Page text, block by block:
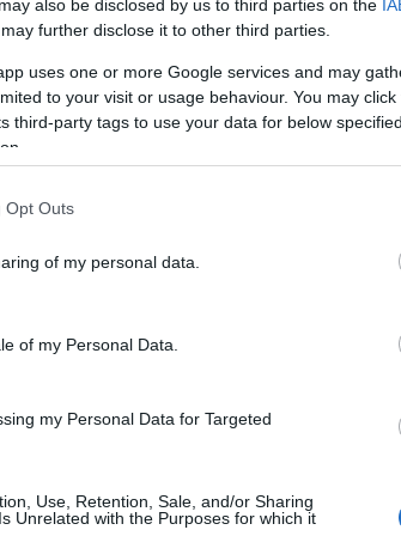
also be disclosed by us to third parties on the
further disclose it to other third parties.
uses one or more Google services and may
to your visit or usage behaviour. You may
third-party tags to use your data for below
Opt Outs
of my personal data.
of my Personal Data.
my Personal Data for Targeted
Use, Retention, Sale, and/or Sharing
Unrelated with the Purposes for which it
[…]
Σημαντικά
στρατιωτικά
«Θεμελιώδης
υπουργείου
την
ΑΣΕΙ, σε κάθε
προγράμματα σε
Άμυνας, […]